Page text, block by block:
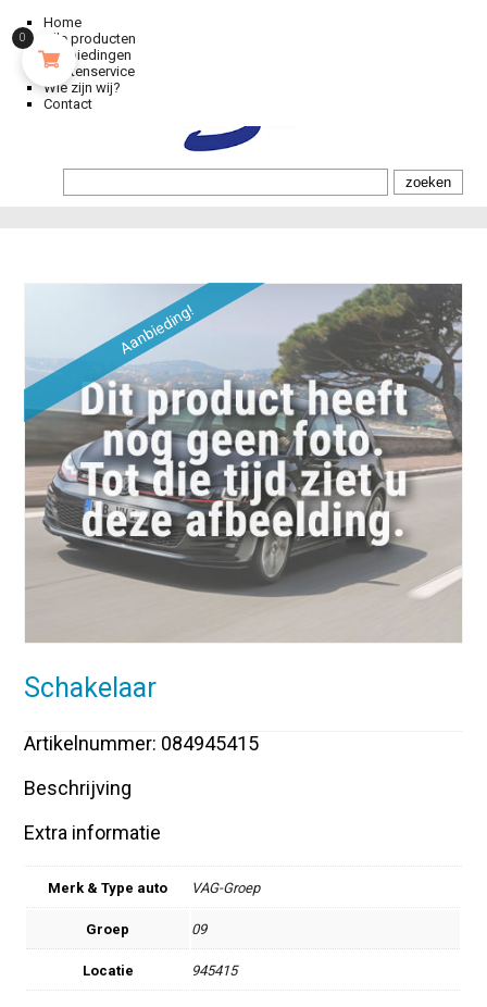
Home
Alle producten
Aanbiedingen
Klantenservice
Wie zijn wij?
Contact
Aanbieding!
Schakelaar
Artikelnummer: 084945415
Beschrijving
Extra informatie
Merk & Type auto VAG-Groep
Groep 09
Locatie 945415
0